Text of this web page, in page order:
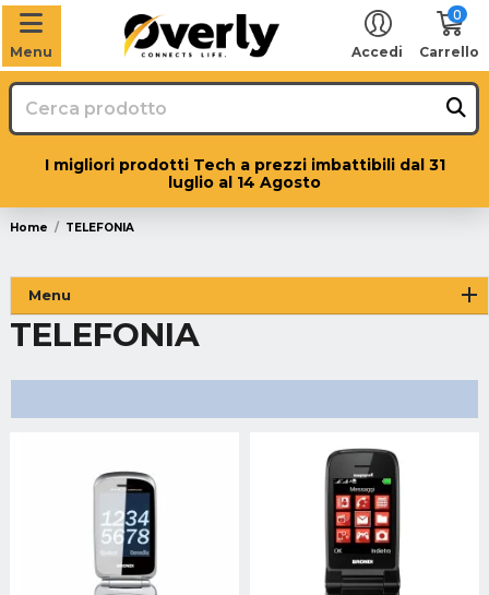
Menu Accedi
0
Carrello
I migliori prodotti Tech a prezzi imbattibili dal 31
luglio al 14 Agosto
Home TELEFONIA
TELEFONIA
Menu